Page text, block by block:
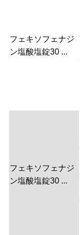
フェキソフェナジ
ン塩酸塩錠30 ...
フェキソフェナジ
ン塩酸塩錠30 ...